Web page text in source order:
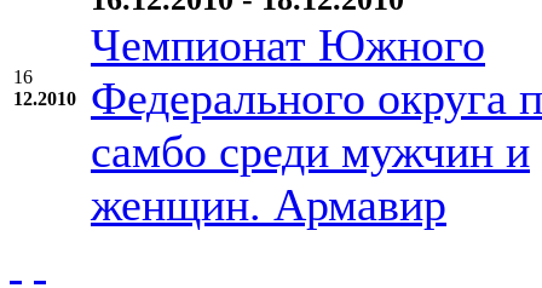
16
12.2010
Чемпионат Южного
Федерального округа
самбо среди мужчин и
женщин. Армавир